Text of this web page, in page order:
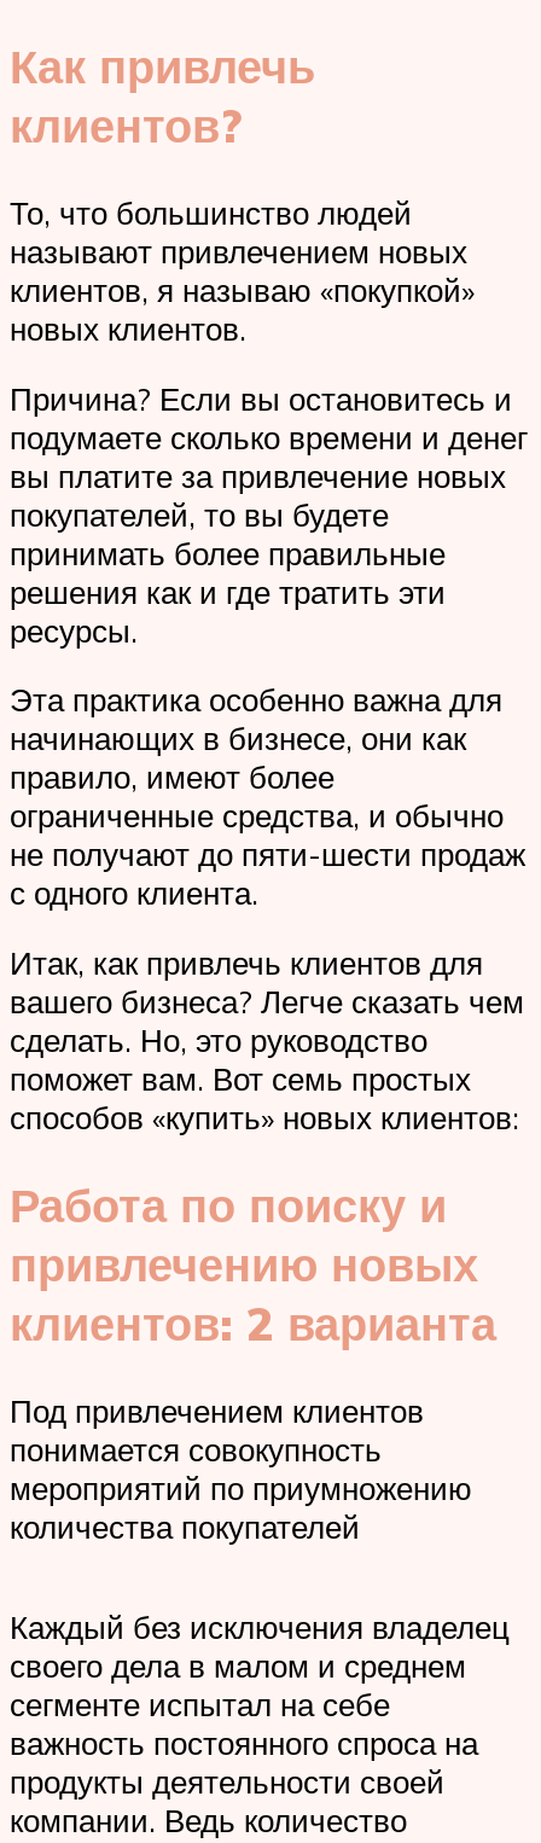
Как привлечь
клиентов?
То, что большинство людей
называют привлечением новых
клиентов, я называю «покупкой»
новых клиентов.
Причина? Если вы остановитесь и
подумаете сколько времени и денег
вы платите за привлечение новых
покупателей, то вы будете
принимать более правильные
решения как и где тратить эти
ресурсы.
Эта практика особенно важна для
начинающих в бизнесе, они как
правило, имеют более
ограниченные средства, и обычно
не получают до пяти-шести продаж
с одного клиента.
Итак, как привлечь клиентов для
вашего бизнеса? Легче сказать чем
сделать. Но, это руководство
поможет вам. Вот семь простых
способов «купить» новых клиентов:
Работа по поиску и
привлечению новых
клиентов: 2 варианта
Под привлечением клиентов
понимается совокупность
мероприятий по приумножению
количества покупателей
Каждый без исключения владелец
своего дела в малом и среднем
сегменте испытал на себе
важность постоянного спроса на
продукты деятельности своей
компании. Ведь количество